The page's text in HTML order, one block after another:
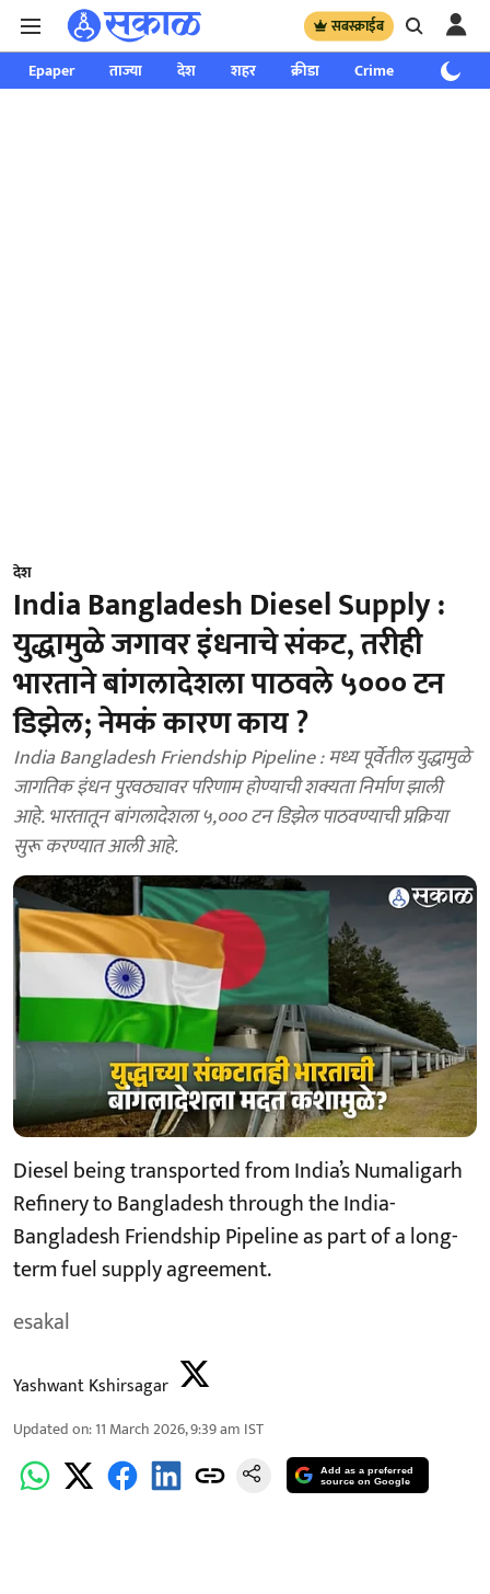
सबस्क्राईब
Epaper ताज्या देश शहर क्रीडा Crime साप्ताहिक
देश
India Bangladesh Diesel Supply :
युद्धामुळे जगावर इंधनाचे संकट, तरीही
भारताने बांगलादेशला पाठवले ५००० टन
डिझेल; नेमकं कारण काय ?
India Bangladesh Friendship Pipeline : मध्य पूर्वेतील युद्धामुळे
जागतिक इंधन पुरवठ्यावर परिणाम होण्याची शक्यता निर्माण झाली
आहे. भारतातून बांगलादेशला ५,००० टन डिझेल पाठवण्याची प्रक्रिया
सुरू करण्यात आली आहे.
Diesel being transported from India’s Numaligarh
Refinery to Bangladesh through the India-
Bangladesh Friendship Pipeline as part of a long-
term fuel supply agreement.
esakal
Yashwant Kshirsagar
Updated on:11 March 2026, 9:39 am IST
Add as a preferred
source on Google